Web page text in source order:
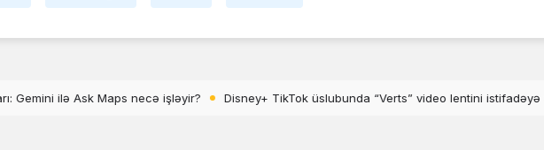
Disney+ TikTok üslubunda “Verts” video lentini istifadəyə saldı YouTube TV-də keçilməyən